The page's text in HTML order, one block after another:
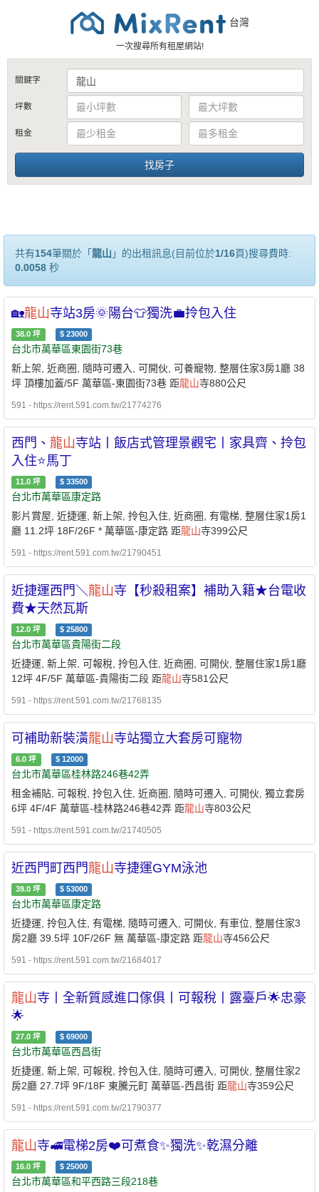
台灣
一次搜尋所有租屋網站!
關鍵字
坪數
租金
共有154筆關於「 龍山 」的出租訊息(目前位於1/16頁)搜尋費時:
0.0058 秒
🏡龍山寺站3房🌞陽台👕獨洗💼拎包入住
38.0 坪 $ 23000
台北市萬華區東園街73巷
新上架, 近商圈, 隨時可遷入, 可開伙, 可養寵物, 整層住家3房1廳 38
坪 頂樓加蓋/5F 萬華區-東園街73巷 距龍山寺880公尺
591 - https://rent.591.com.tw/21774276
西門、 龍山寺站丨飯店式管理景觀宅丨家具齊、拎包
入住⭐馬丁
11.0 坪 $ 33500
台北市萬華區康定路
影片賞屋, 近捷運, 新上架, 拎包入住, 近商圈, 有電梯, 整層住家1房1
廳 11.2坪 18F/26F * 萬華區-康定路 距龍山寺399公尺
591 - https://rent.591.com.tw/21790451
近捷運西門＼龍山寺【秒殺租案】補助入籍★台電收
費★天然瓦斯
12.0 坪 $ 25800
台北市萬華區貴陽街二段
近捷運, 新上架, 可報稅, 拎包入住, 近商圈, 可開伙, 整層住家1房1廳
12坪 4F/5F 萬華區-貴陽街二段 距龍山寺581公尺
591 - https://rent.591.com.tw/21768135
可補助新裝潢龍山寺站獨立大套房可寵物
6.0 坪 $ 12000
台北市萬華區桂林路246巷42弄
租金補貼, 可報稅, 拎包入住, 近商圈, 隨時可遷入, 可開伙, 獨立套房
6坪 4F/4F 萬華區-桂林路246巷42弄 距龍山寺803公尺
591 - https://rent.591.com.tw/21740505
近西門町西門龍山寺捷運GYM泳池
39.0 坪 $ 53000
台北市萬華區康定路
近捷運, 拎包入住, 有電梯, 隨時可遷入, 可開伙, 有車位, 整層住家3
房2廳 39.5坪 10F/26F 無 萬華區-康定路 距龍山寺456公尺
591 - https://rent.591.com.tw/21684017
龍山寺丨全新質感進口傢俱丨可報稅丨露臺戶🌟忠豪
🌟
27.0 坪 $ 69000
台北市萬華區西昌街
近捷運, 新上架, 可報稅, 拎包入住, 隨時可遷入, 可開伙, 整層住家2
房2廳 27.7坪 9F/18F 東騰元町 萬華區-西昌街 距龍山寺359公尺
591 - https://rent.591.com.tw/21790377
龍山寺🚅電梯2房❤️可煮食✨獨洗✨乾濕分離
16.0 坪 $ 25000
台北市萬華區和平西路三段218巷